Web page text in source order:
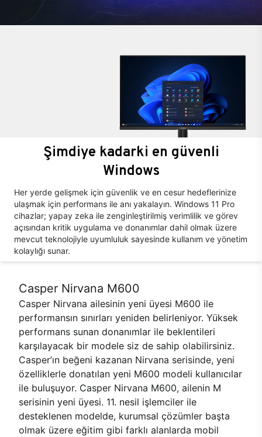
Şimdiye kadarki en güvenli
Windows
Her yerde gelişmek için güvenlik ve en cesur hedeflerinize
ulaşmak için performans ile anı yakalayın. Windows 11 Pro
cihazlar; yapay zeka ile zenginleştirilmiş verimlilik ve görev
açısından kritik uygulama ve donanımlar dahil olmak üzere
mevcut teknolojiyle uyumluluk sayesinde kullanım ve yönetim
kolaylığı sunar.
Casper Nirvana M600
Casper Nirvana ailesinin yeni üyesi M600 ile
performansın sınırları yeniden belirleniyor. Yüksek
performans sunan donanımlar ile beklentileri
karşılayacak bir modele siz de sahip olabilirsiniz.
Casper’ın beğeni kazanan Nirvana serisinde, yeni
özelliklerle donatılan yeni M600 modeli kullanıcılar
ile buluşuyor. Casper Nirvana M600, ailenin M
serisinin yeni üyesi. 11. nesil işlemciler ile
desteklenen modelde, kurumsal çözümler başta
olmak üzere eğitim gibi farklı alanlarda mobil